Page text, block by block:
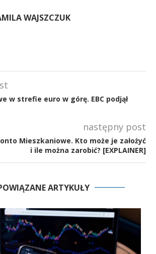
WAJSZCZUK
w strefie euro w górę. EBC podjął
następny post
Mieszkaniowe. Kto może je założyć
i ile można zarobić? [EXPLAINER]
ARTYKUŁY